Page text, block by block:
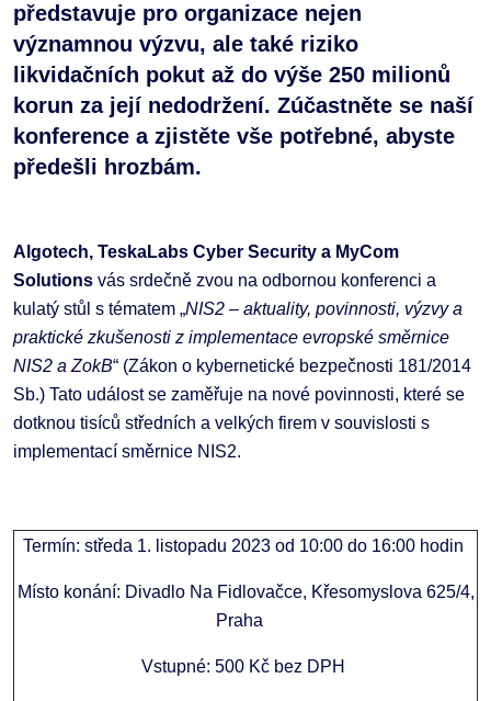
představuje pro organizace nejen
významnou výzvu, ale také riziko
likvidačních pokut až do výše 250 milionů
korun za její nedodržení. Zúčastněte se naší
konference a zjistěte vše potřebné, abyste
předešli hrozbám.
Algotech, TeskaLabs Cyber Security a MyCom
Solutions vás srdečně zvou na odbornou konferenci a
kulatý stůl s tématem „NIS2 – aktuality, povinnosti, výzvy a
praktické zkušenosti z implementace evropské směrnice
NIS2 a ZokB“ (Zákon o kybernetické bezpečnosti 181/2014
Sb.) Tato událost se zaměřuje na nové povinnosti, které se
dotknou tisíců středních a velkých firem v souvislosti s
implementací směrnice NIS2.
Termín: středa 1. listopadu 2023 od 10:00 do 16:00 hodin
Místo konání: Divadlo Na Fidlovačce, Křesomyslova 625/4,
Praha
Vstupné: 500 Kč bez DPH